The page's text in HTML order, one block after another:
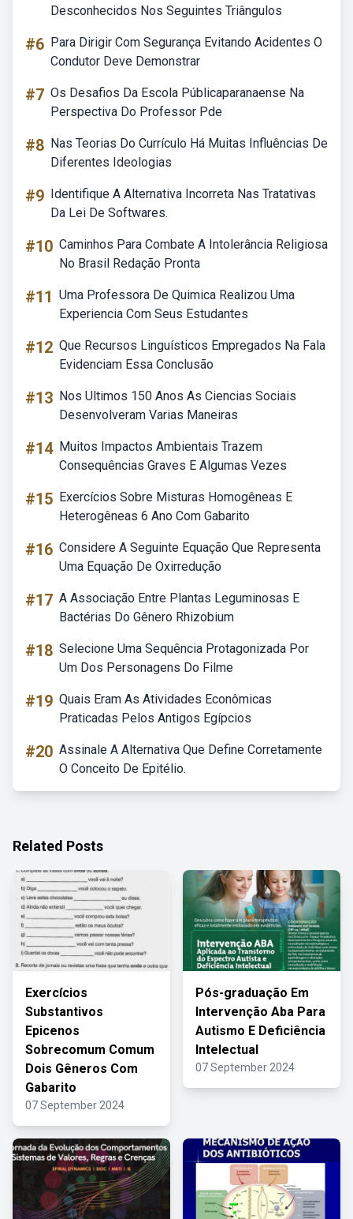
Desconhecidos Nos Seguintes Triângulos
#6 Para Dirigir Com Segurança Evitando Acidentes O
Condutor Deve Demonstrar
#7 Os Desafios Da Escola Públicaparanaense Na
Perspectiva Do Professor Pde
#8 Nas Teorias Do Currículo Há Muitas Influências De
Diferentes Ideologias
#9 Identifique A Alternativa Incorreta Nas Tratativas
Da Lei De Softwares.
#10 Caminhos Para Combate A Intolerância Religiosa
No Brasil Redação Pronta
#11 Uma Professora De Quimica Realizou Uma
Experiencia Com Seus Estudantes
#12 Que Recursos Linguísticos Empregados Na Fala
Evidenciam Essa Conclusão
#13 Nos Ultimos 150 Anos As Ciencias Sociais
Desenvolveram Varias Maneiras
#14 Muitos Impactos Ambientais Trazem
Consequências Graves E Algumas Vezes
#15 Exercícios Sobre Misturas Homogêneas E
Heterogêneas 6 Ano Com Gabarito
#16 Considere A Seguinte Equação Que Representa
Uma Equação De Oxirredução
#17 A Associação Entre Plantas Leguminosas E
Bactérias Do Gênero Rhizobium
#18 Selecione Uma Sequência Protagonizada Por
Um Dos Personagens Do Filme
#19 Quais Eram As Atividades Econômicas
Praticadas Pelos Antigos Egípcios
#20 Assinale A Alternativa Que Define Corretamente
O Conceito De Epitélio.
Related Posts
Exercícios
Substantivos
Epicenos
Sobrecomum Comum
Dois Gêneros Com
Gabarito
07 September 2024
Pós-graduação Em
Intervenção Aba Para
Autismo E Deficiência
Intelectual
07 September 2024